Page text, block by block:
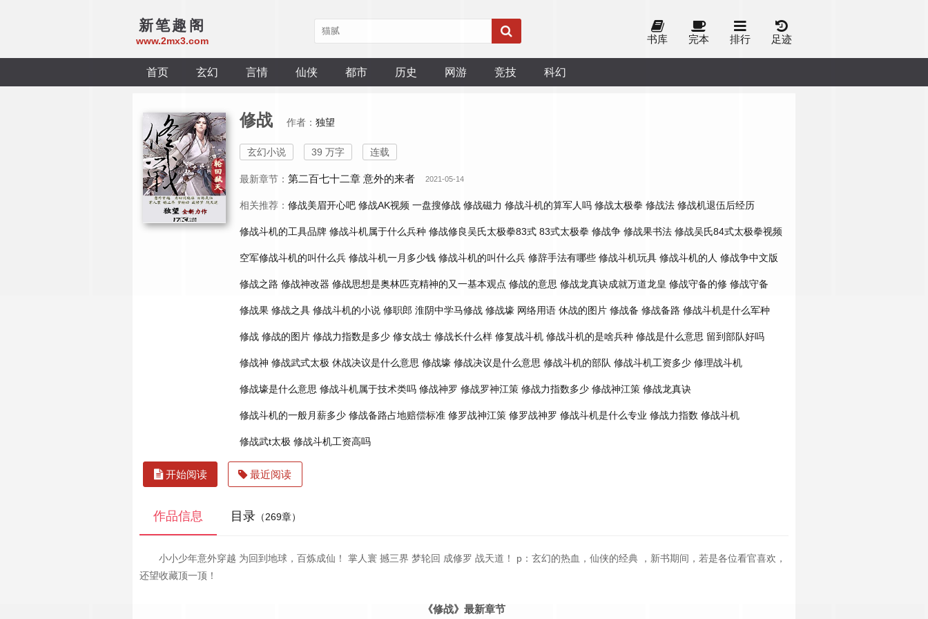
新笔趣阁
www.2mx3.com 书库 完本 排行 足迹
首页 玄幻 言情 仙侠 都市 历史 网游 竞技 科幻
修战 作者： 独望
玄幻小说 39 万字 连载
最新章节： 第二百七十二章 意外的来者 2021-05-14
相关推荐： 修战美眉开心吧 修战AK视频 一盘搜修战 修战磁力 修战斗机的算军人吗 修战太极拳 修战法 修战机退伍后经历
修战斗机的工具品牌 修战斗机属于什么兵种 修战修良吴氏太极拳83式 83式太极拳 修战争 修战果书法 修战吴氏84式太极拳视频
空军修战斗机的叫什么兵 修战斗机一月多少钱 修战斗机的叫什么兵 修辞手法有哪些 修战斗机玩具 修战斗机的人 修战争中文版
修战之路 修战神改器 修战思想是奥林匹克精神的又一基本观点 修战的意思 修战龙真诀成就万道龙皇 修战守备的修 修战守备
修战果 修战之具 修战斗机的小说 修职郎 淮阴中学马修战 修战壕 网络用语 休战的图片 修战备 修战备路 修战斗机是什么军种
修战 修战的图片 修战力指数是多少 修女战士 修战长什么样 修复战斗机 修战斗机的是啥兵种 修战是什么意思 留到部队好吗
修战神 修战武式太极 休战决议是什么意思 修战壕 修战决议是什么意思 修战斗机的部队 修战斗机工资多少 修理战斗机
修战壕是什么意思 修战斗机属于技术类吗 修战神罗 修战罗神江策 修战力指数多少 修战神江策 修战龙真诀
修战斗机的一般月薪多少 修战备路占地赔偿标准 修罗战神江策 修罗战神罗 修战斗机是什么专业 修战力指数 修战斗机
修战武t太极 修战斗机工资高吗
开始阅读 最近阅读
作品信息 目录 （269章）
小小少年意外穿越 为回到地球，百炼成仙！ 掌人寰 撼三界 梦轮回 成修罗 战天道！ p：玄幻的热血，仙侠的经典 ，新书期间，若是各位看官喜欢，
还望收藏顶一顶！
《修战》最新章节